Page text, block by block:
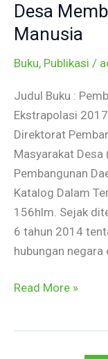
Desa
Manusia
Buku, Publikasi /
Judul Buku :
Ekstrapolasi
Direktorat
Masyarakat Desa
Pembangunan
Katalog Dalam
156hlm. Sejak
6 tahun 2014
hubungan negara
Memanusiakan
Manusia
Read More »